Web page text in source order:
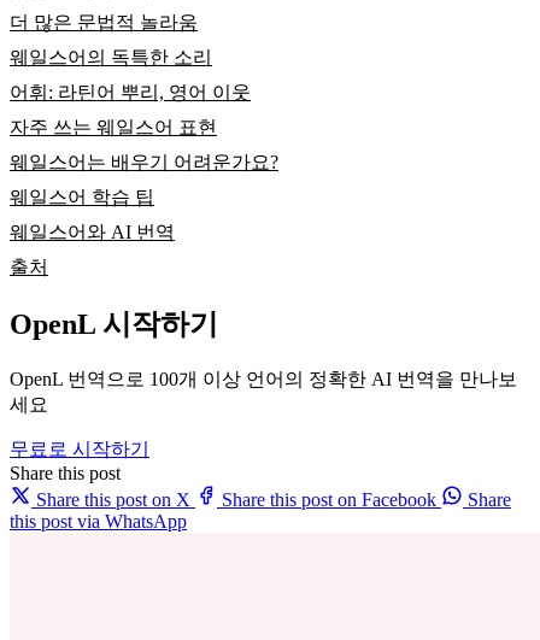
더 많은 문법적 놀라움
웨일스어의 독특한 소리
어휘: 라틴어 뿌리, 영어 이웃
자주 쓰는 웨일스어 표현
웨일스어는 배우기 어려운가요?
웨일스어 학습 팁
웨일스어와 AI 번역
출처
OpenL 시작하기
OpenL 번역으로 100개 이상 언어의 정확한 AI 번역을 만나보
세요
무료로 시작하기
Share this post
Share this post on X
Share this post on Facebook
Share
this post via WhatsApp